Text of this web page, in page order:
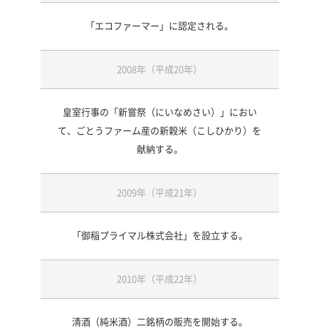
「エコファーマー」に認定される。
2008年（平成20年）
皇室行事の「新嘗祭（にいなめさい）」におい
て、ごとうファーム産の新穀米（こしひかり）を
献納する。
2009年（平成21年）
「御稲プライマル株式会社」を設立する。
2010年（平成22年）
清酒（純米酒）二銘柄の販売を開始する。